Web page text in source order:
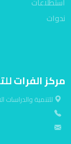
ندوات
مركز الفرات
للتنمية والدراسات